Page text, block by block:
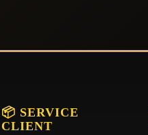
📦 SERVICE
CLIENT